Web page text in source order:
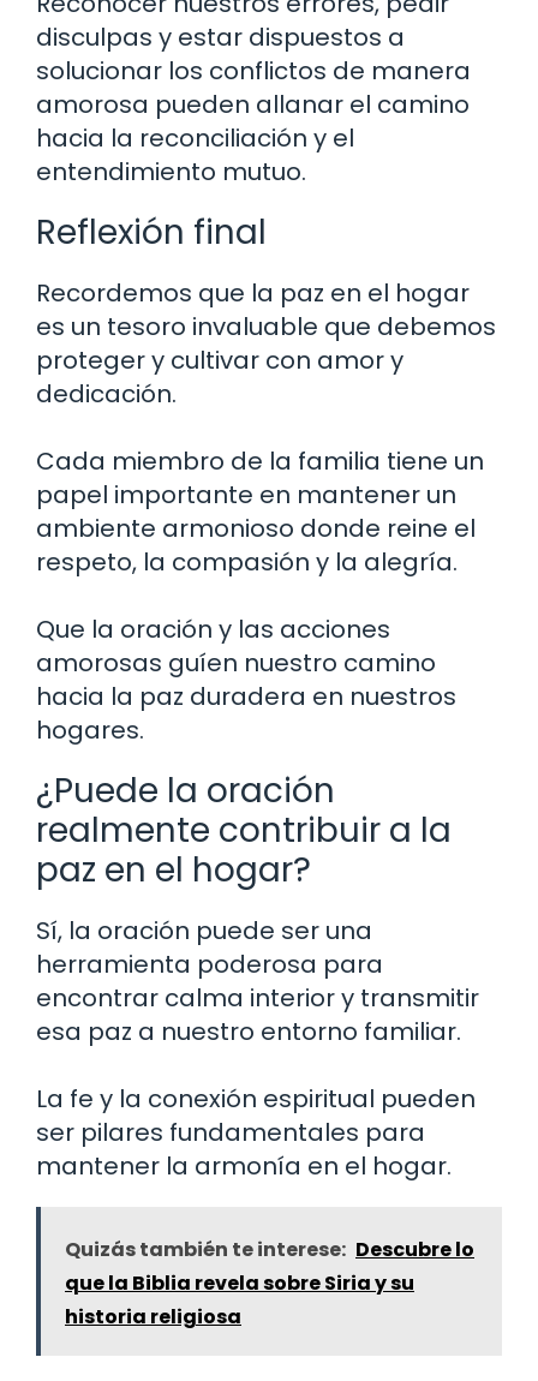
disculpas y estar dispuestos a
solucionar los conflictos de manera
amorosa pueden allanar el camino
hacia la reconciliación y el
entendimiento mutuo.
Reflexión final
Recordemos que la paz en el hogar
es un tesoro invaluable que debemos
proteger y cultivar con amor y
dedicación.
Cada miembro de la familia tiene un
papel importante en mantener un
ambiente armonioso donde reine el
respeto, la compasión y la alegría.
Que la oración y las acciones
amorosas guíen nuestro camino
hacia la paz duradera en nuestros
hogares.
¿Puede la oración
realmente contribuir a la
paz en el hogar?
Sí, la oración puede ser una
herramienta poderosa para
encontrar calma interior y transmitir
esa paz a nuestro entorno familiar.
La fe y la conexión espiritual pueden
ser pilares fundamentales para
mantener la armonía en el hogar.
Quizás también te interese: Descubre lo
que la Biblia revela sobre Siria y su
historia religiosa